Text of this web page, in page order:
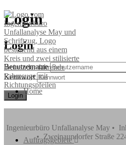
Home
Auftragsgebiete
Login
Login
Benutzername
Kennwort
Login
Ingenieurbüro Unfallanalyse May •
• Zweinaundorfer Straße